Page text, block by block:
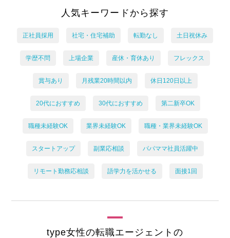
人気キーワードから探す
正社員採用 社宅・住宅補助 転勤なし 土日祝休み
学歴不問 上場企業 産休・育休あり フレックス
賞与あり 月残業20時間以内 休日120日以上
20代におすすめ 30代におすすめ 第二新卒OK
職種未経験OK 業界未経験OK 職種・業界未経験OK
スタートアップ 副業応相談 パパママ社員活躍中
リモート勤務応相談 語学力を活かせる 面接1回
type女性の転職エージェントの